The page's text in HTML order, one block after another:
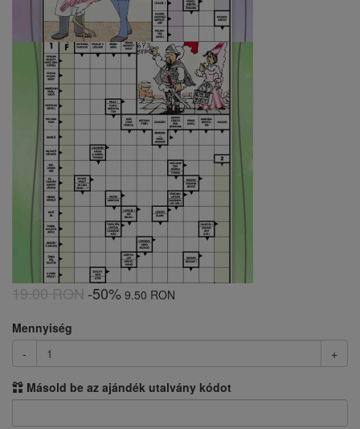
19.00 RON-50% 9.50 RON
Mennyiség
-
+
Másold be az ajándék utalvány kódot